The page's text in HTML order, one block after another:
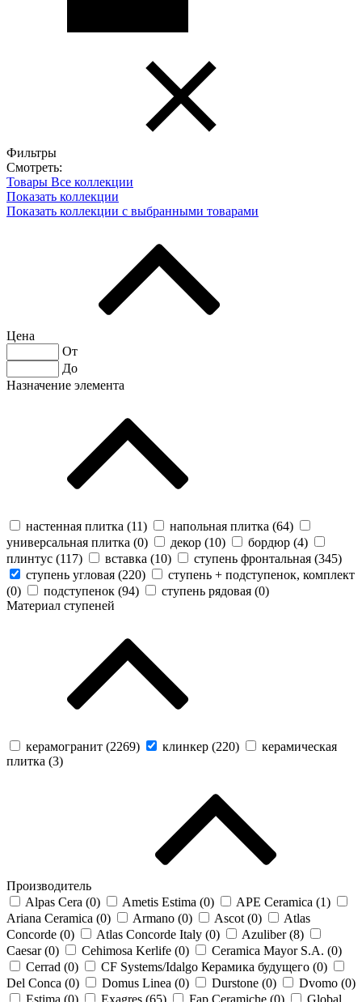
Фильтры
Смотреть:
Товары Все коллекции
Показать коллекции
Показать коллекции с выбранными товарами
Цена
От
До
Назначение элемента
настенная плитка (11) напольная плитка (64)
универсальная плитка (0) декор (10) бордюр (4)
плинтус (117) вставка (10) ступень фронтальная (345)
ступень угловая (220)
ступень + подступенок, комплект
(0) подступенок (94) ступень рядовая (0)
Материал ступеней
керамогранит (2269) клинкер (220)
керамическая
плитка (3)
Производитель
Alpas Cera (0) Ametis Estima (0) APE Ceramica (1)
Ariana Ceramica (0) Armano (0) Ascot (0)
Atlas
Concorde (0) Atlas Concorde Italy (0) Azuliber (8)
Caesar (0) Cehimosa Kerlife (0) Ceramica Mayor S.A. (0)
Cerrad (0) CF Systems/Idalgo Керамика будущего (0)
Del Conca (0) Domus Linea (0) Durstone (0) Dvomo (0)
Estima (0) Exagres (65) Fap Ceramiche (0) Global